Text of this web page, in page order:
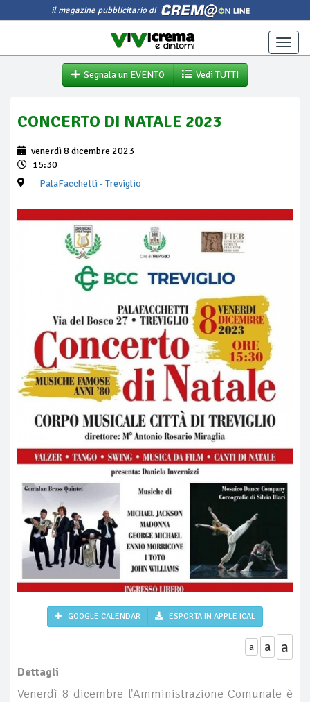
il magazine pubblicitario di
Toggle
Segnala un EVENTO
Vedi TUTTI
CONCERTO DI NATALE 2023
venerdì 8 dicembre 2023
15:30
PalaFacchetti - Treviglio
GOOGLE CALENDAR ESPORTA IN APPLE ICAL
a a a
Dettagli
Venerdì 8 dicembre l'Amministrazione Comunale è